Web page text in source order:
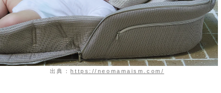
出典： https://neomamaism.com/